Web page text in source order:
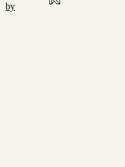
by